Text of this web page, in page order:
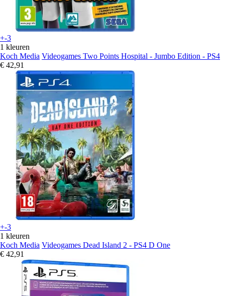
+-3
1 kleuren
Koch Media Videogames Two Points Hospital - Jumbo Edition - PS4
€ 42,91
+-3
1 kleuren
Koch Media Videogames Dead Island 2 - PS4 D One
€ 42,91